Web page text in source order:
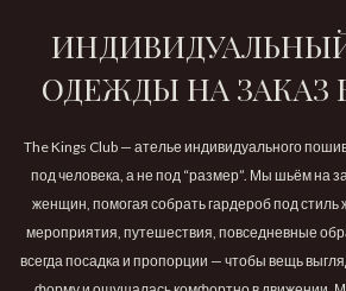
ОДЕЖДЫ НА ЗАКАЗ
The Kings Club — ателье индивидуального
под человека, а не под “размер”. Мы шьём на
женщин, помогая собрать гардероб под стиль
мероприятия, путешествия, повседневные
всегда посадка и пропорции — чтобы вещь